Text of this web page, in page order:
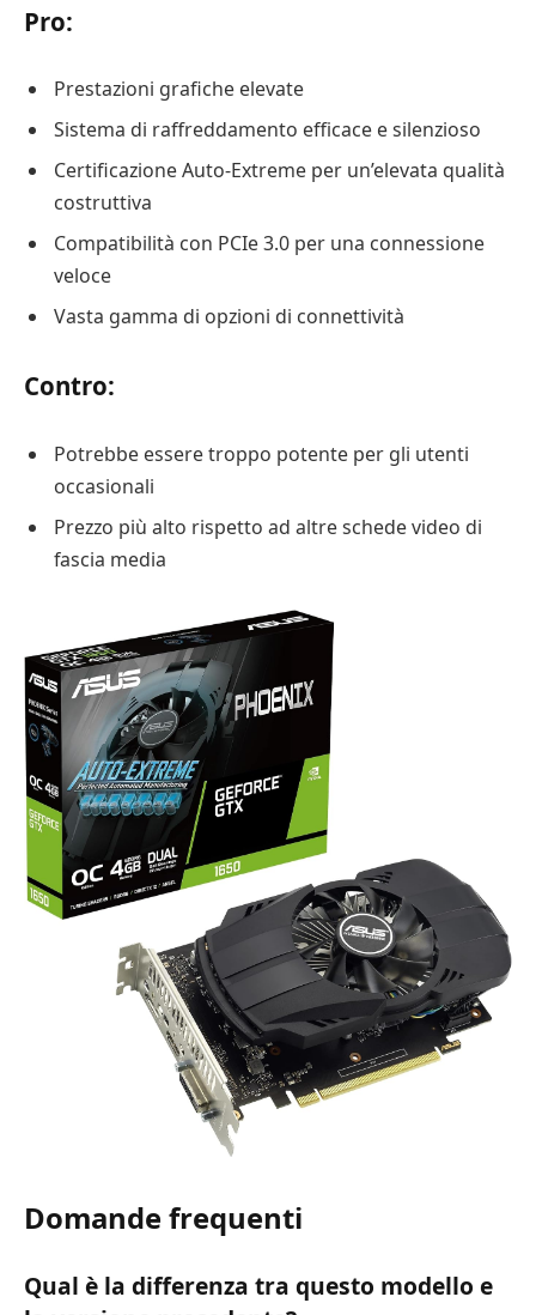
Pro:
Prestazioni grafiche elevate
Sistema di raffreddamento efficace e silenzioso
Certificazione Auto-Extreme per un’elevata qualità
costruttiva
Compatibilità con PCIe 3.0 per una connessione
veloce
Vasta gamma di opzioni di connettività
Contro:
Potrebbe essere troppo potente per gli utenti
occasionali
Prezzo più alto rispetto ad altre schede video di
fascia media
Domande frequenti
Qual è la differenza tra questo modello e